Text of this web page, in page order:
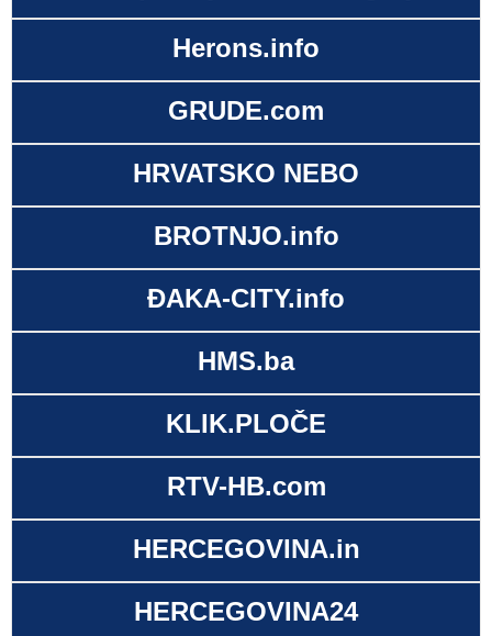
Herons.info
GRUDE.com
HRVATSKO NEBO
BROTNJO.info
ĐAKA-CITY.info
HMS.ba
KLIK.PLOČE
RTV-HB.com
HERCEGOVINA.in
HERCEGOVINA24